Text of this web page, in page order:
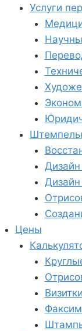
Услуги
Дизайн
Цены